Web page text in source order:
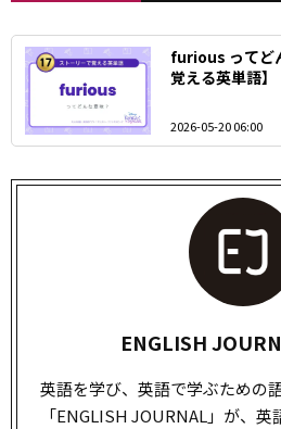
furious ってど
覚える英単語】
2026-05-20 06:00
ENGLISH
英語を学び、英語で学ぶための
「ENGLISH JOURNAL」が、